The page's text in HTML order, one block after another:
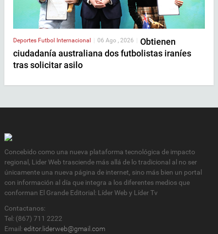
Deportes Futbol Internacional 06 Ago , 2026
Obtienen
ciudadanía australiana dos futbolistas iraníes
tras solicitar asilo
Concebido como una nueva plataforma tecnológica de impacto
regional, Lider Web trasciende más allá de lo tradicional al no ser
únicamente una nueva página de internet, sino más bien un portal
con información al día que integra a los diferentes medios que
conforman El Grande Editorial: Líder Web y Líder Tv
Contactanos:
Tel: (867) 711 2222
Email: editor.liderweb@gmail.com